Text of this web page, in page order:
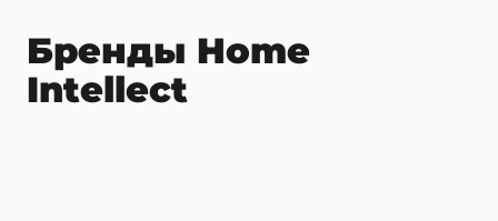
Бренды Home
Intellect